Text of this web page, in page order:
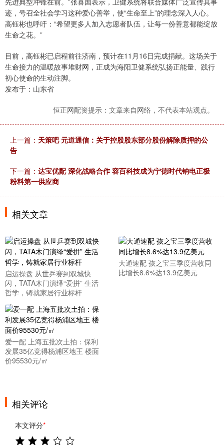
迹，号召全社会学习这种爱心善举，使“生命至上”的理念深入人心。
高钰彬也呼吁：“希望更多人加入志愿者队伍，让每一份善意都能绽放
生命之花。”
目前，高钰彬已启程前往济南，预计在11月16日完成捐献。这场关于
生命接力的温暖故事堆财网，正成为海阳卫健系统弘扬正能量、践行
初心使命的生动注脚。
发布于：山东省
恒正网配资提示：文章来自网络，不代表本站观点。
上一篇： 天策吧 元道通信：关于控股股东部分股份解除质押的公
告
下一篇： 达宝优配 深化战略合作 容百科技成为宁德时代钠电正极
粉料第一供应商
相关文章
启运操盘 从世乒赛到双城快
闪，TATA木门演绎“爱拼” 生活
哲学，铸就家居行业标杆
大通速配 孩之宝三季度营收同
比增长8.6%达13.9亿美元
爱一配 上海五批次土拍：保利
发展35亿竞得杨浦区地王 楼面
价95530元/㎡
相关评论
本文评分*